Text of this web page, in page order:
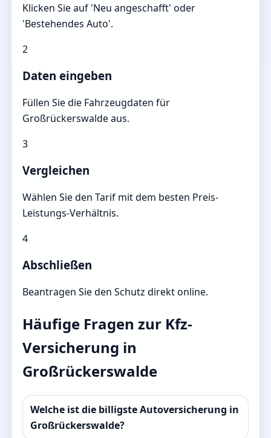
Klicken Sie auf 'Neu angeschafft' oder
'Bestehendes Auto'.
2
Daten eingeben
Füllen Sie die Fahrzeugdaten für
Großrückerswalde aus.
3
Vergleichen
Wählen Sie den Tarif mit dem besten Preis-
Leistungs-Verhältnis.
4
Abschließen
Beantragen Sie den Schutz direkt online.
Häufige Fragen zur Kfz-
Versicherung in
Großrückerswalde
Welche ist die billigste Autoversicherung in
Großrückerswalde?